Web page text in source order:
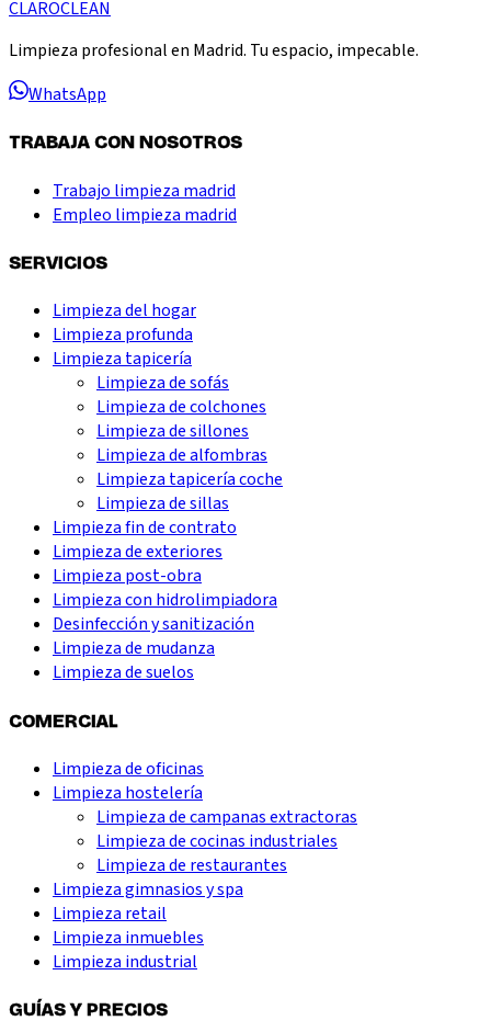
CLAROCLEAN
Limpieza profesional en Madrid. Tu espacio, impecable.
WhatsApp
TRABAJA CON NOSOTROS
Trabajo limpieza madrid
Empleo limpieza madrid
SERVICIOS
Limpieza del hogar
Limpieza profunda
Limpieza tapicería
Limpieza de sofás
Limpieza de colchones
Limpieza de sillones
Limpieza de alfombras
Limpieza tapicería coche
Limpieza de sillas
Limpieza fin de contrato
Limpieza de exteriores
Limpieza post-obra
Limpieza con hidrolimpiadora
Desinfección y sanitización
Limpieza de mudanza
Limpieza de suelos
COMERCIAL
Limpieza de oficinas
Limpieza hostelería
Limpieza de campanas extractoras
Limpieza de cocinas industriales
Limpieza de restaurantes
Limpieza gimnasios y spa
Limpieza retail
Limpieza inmuebles
Limpieza industrial
GUÍAS Y PRECIOS